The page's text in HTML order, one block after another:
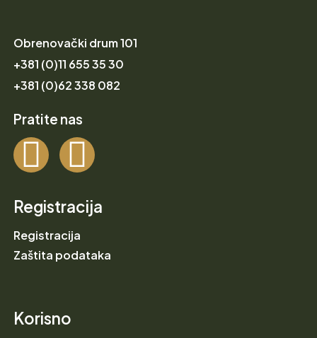
Obrenovački drum 101
+381 (0)11 655 35 30
+381 (0)62 338 082
Pratite nas
Registracija
Registracija
Zaštita podataka
Korisno